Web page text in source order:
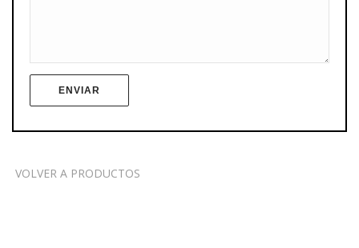
VOLVER A PRODUCTOS